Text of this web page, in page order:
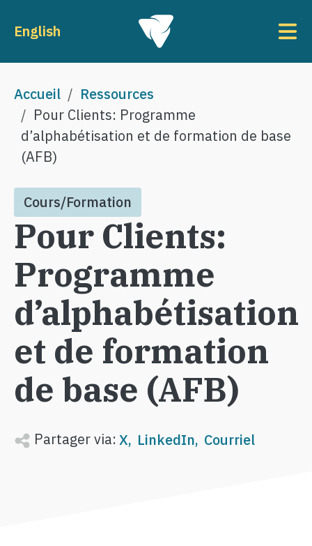
English
Fil d'Ariane
Accueil
Ressources
Pour Clients: Programme
d’alphabétisation et de formation de base
(AFB)
Cours/Formation
Pour Clients:
Programme
d’alphabétisation
et de formation
de base (AFB)
Partager via:X LinkedIn Courriel